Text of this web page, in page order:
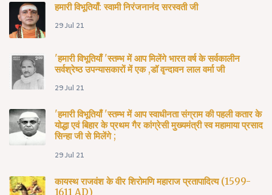
हमारी विभूतियाँ: स्वामी निरंजनानंद सरस्वती जी
29 Jul 21
'हमारी विभूतियाँ 'स्तम्भ में आप मिलेंगे भारत वर्ष के सर्वकालीन
सर्वश्रेष्ठ उपन्यासकारों में एक ,डॉ वृन्दावन लाल वर्मा जी
29 Jul 21
'हमारी विभूतियाँ 'स्तम्भ में आप स्वाधीनता संग्राम की पहली कतार के
योद्धा एवं बिहार के प्रथम गैर कांग्रेसी मुख्यमंत्री स्व महामाया प्रसाद
सिन्हा जी से मिलेंगे ;
29 Jul 21
कायस्थ राजवंश के वीर शिरोमणि महाराज प्रतापादित्य (1599-
1611 AD)